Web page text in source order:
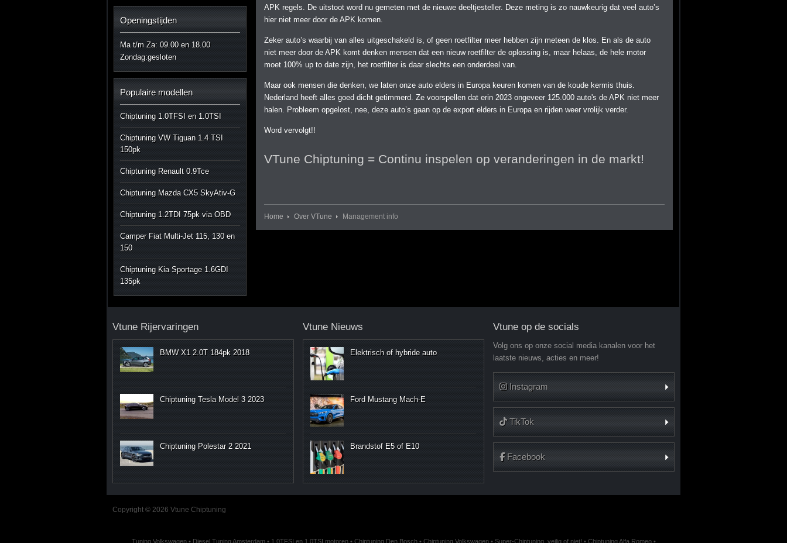
Openingstijden
Ma t/m Za: 09.00 en 18.00
Zondag:gesloten
Populaire modellen
Chiptuning 1.0TFSI en 1.0TSI
Chiptuning VW Tiguan 1.4 TSI
150pk
Chiptuning Renault 0.9Tce
Chiptuning Mazda CX5 SkyAtiv-G
Chiptuning 1.2TDI 75pk via OBD
Camper Fiat Multi-Jet 115, 130 en
150
Chiptuning Kia Sportage 1.6GDI
135pk
APK regels. De uitstoot word nu gemeten met de nieuwe deeltjesteller. Deze meting is zo nauwkeurig dat veel auto’s
hier niet meer door de APK komen.
Zeker auto’s waarbij van alles uitgeschakeld is, of geen roetfilter meer hebben zijn meteen de klos. En als de auto
niet meer door de APK komt denken mensen dat een nieuw roetfilter de oplossing is, maar helaas, de hele motor
moet 100% up to date zijn, het roetfilter is daar slechts een onderdeel van.
Maar ook mensen die denken, we laten onze auto elders in Europa keuren komen van de koude kermis thuis.
Nederland heeft alles goed dicht getimmerd. Ze voorspellen dat erin 2023 ongeveer 125.000 auto's de APK niet meer
halen. Probleem opgelost, nee, deze auto’s gaan op de export elders in Europa en rijden weer vrolijk verder.
Word vervolgt!!
VTune Chiptuning = Continu inspelen op veranderingen in de markt!
Home Over VTune Management info
Vtune Rijervaringen
BMW X1 2.0T 184pk 2018
Chiptuning Tesla Model 3 2023
Chiptuning Polestar 2 2021
Vtune Nieuws
Elektrisch of hybride auto
Ford Mustang Mach-E
Brandstof E5 of E10
Vtune op de socials
Volg ons op onze social media kanalen voor het
laatste nieuws, acties en meer!
Instagram
TikTok
Facebook
Copyright © 2026 Vtune Chiptuning
Tuning Volkswagen • Diesel Tuning Amsterdam • 1.0TFSI en 1.0TSI motoren • Chiptuning Den Bosch • Chiptuning Volkswagen • Super-Chiptuning, veilig of niet! • Chiptuning Alfa Romeo •